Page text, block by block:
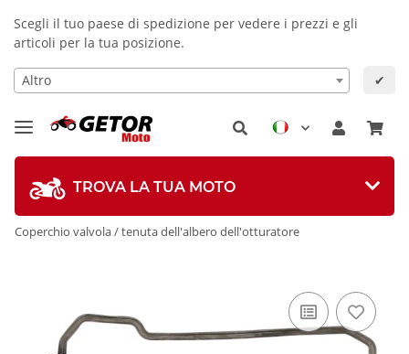
Scegli il tuo paese di spedizione per vedere i prezzi e gli
articoli per la tua posizione.
Altro ✔
TROVA LA TUA MOTO
Coperchio valvola / tenuta dell'albero dell'otturatore